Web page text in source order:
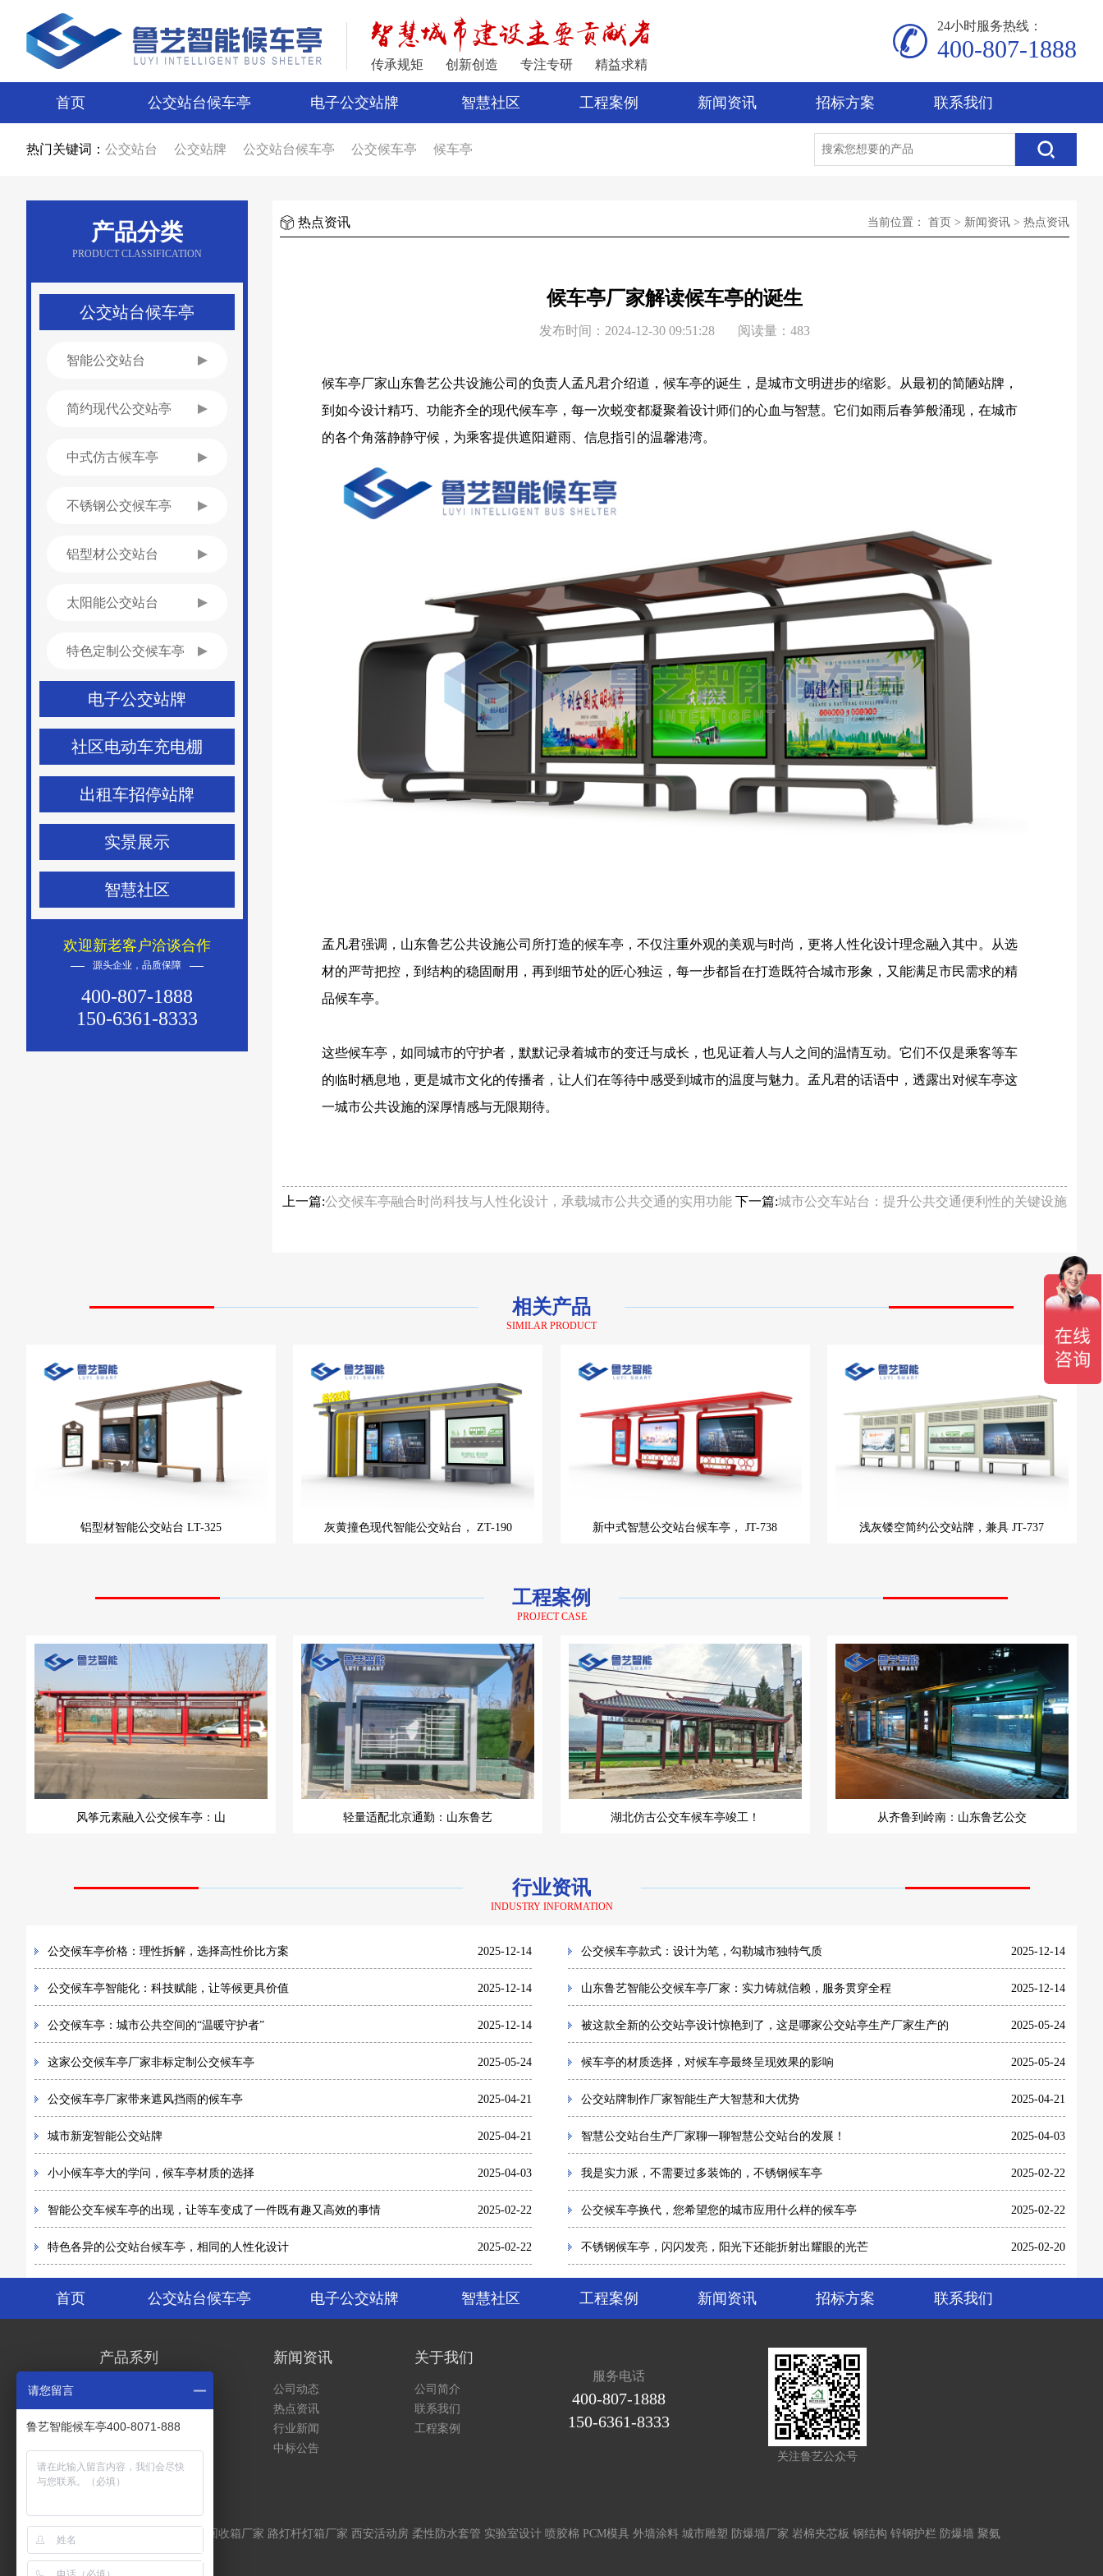
传承规矩 创新创造 专注专研 精益求精
24小时服务热线：
400-807-1888
首页 公交站台候车亭 电子公交站牌 智慧社区 工程案例 新闻资讯 招标方案 联系我们
热门关键词： 公交站台 公交站牌 公交站台候车亭 公交候车亭
候车亭
电子站牌厂家
公交站台厂家
候车亭图片
宿迁候车亭
宿迁电子站牌
电子站牌设计
公交站台设计
新款候车亭
新款电子站牌
公交站台报价
不锈钢候车亭
乡镇候车亭
公交站亭厂家
产品分类
PRODUCT CLASSIFICATION
公交站台候车亭
智能公交站台
简约现代公交站亭
中式仿古候车亭
不锈钢公交候车亭
铝型材公交站台
太阳能公交站台
特色定制公交候车亭
电子公交站牌
社区电动车充电棚
出租车招停站牌
实景展示
智慧社区
欢迎新老客户洽谈合作
源头企业，品质保障
400-807-1888
150-6361-8333
热点资讯 当前位置： 首页 > 新闻资讯 > 热点资讯
候车亭厂家解读候车亭的诞生
发布时间：2024-12-30 09:51:28 阅读量：483
候车亭厂家山东鲁艺公共设施公司的负责人孟凡君介绍道，候车亭的诞生，是城市文明进步的缩影。从最初的简陋站牌，
到如今设计精巧、功能齐全的现代候车亭，每一次蜕变都凝聚着设计师们的心血与智慧。它们如雨后春笋般涌现，在城市
的各个角落静静守候，为乘客提供遮阳避雨、信息指引的温馨港湾。
孟凡君强调，山东鲁艺公共设施公司所打造的候车亭，不仅注重外观的美观与时尚，更将人性化设计理念融入其中。从选
材的严苛把控，到结构的稳固耐用，再到细节处的匠心独运，每一步都旨在打造既符合城市形象，又能满足市民需求的精
品候车亭。
这些候车亭，如同城市的守护者，默默记录着城市的变迁与成长，也见证着人与人之间的温情互动。它们不仅是乘客等车
的临时栖息地，更是城市文化的传播者，让人们在等待中感受到城市的温度与魅力。孟凡君的话语中，透露出对候车亭这
一城市公共设施的深厚情感与无限期待。
上一篇:公交候车亭融合时尚科技与人性化设计，承载城市公共交通的实用功能 下一篇:城市公交车站台：提升公共交通便利性的关键设施
相关产品
SIMILAR PRODUCT
铝型材智能公交站台 LT-325 灰黄撞色现代智能公交站台， ZT-190 新中式智慧公交站台候车亭， JT-738 浅灰镂空简约公交站牌，兼具 JT-737
工程案例
PROJECT CASE
风筝元素融入公交候车亭：山 轻量适配北京通勤：山东鲁艺 湖北仿古公交车候车亭竣工！ 从齐鲁到岭南：山东鲁艺公交
行业资讯
INDUSTRY INFORMATION
公交候车亭价格：理性拆解，选择高性价比方案 2025-12-14 公交候车亭款式：设计为笔，勾勒城市独特气质 2025-12-14
公交候车亭智能化：科技赋能，让等候更具价值 2025-12-14 山东鲁艺智能公交候车亭厂家：实力铸就信赖，服务贯穿全程 2025-12-14
公交候车亭：城市公共空间的“温暖守护者” 2025-12-14 被这款全新的公交站亭设计惊艳到了，这是哪家公交站亭生产厂家生产的 2025-05-24
这家公交候车亭厂家非标定制公交候车亭 2025-05-24 候车亭的材质选择，对候车亭最终呈现效果的影响 2025-05-24
公交候车亭厂家带来遮风挡雨的候车亭 2025-04-21 公交站牌制作厂家智能生产大智慧和大优势 2025-04-21
城市新宠智能公交站牌 2025-04-21 智慧公交站台生产厂家聊一聊智慧公交站台的发展！ 2025-04-03
小小候车亭大的学问，候车亭材质的选择 2025-04-03 我是实力派，不需要过多装饰的，不锈钢候车亭 2025-02-22
智能公交车候车亭的出现，让等车变成了一件既有趣又高效的事情 2025-02-22 公交候车亭换代，您希望您的城市应用什么样的候车亭 2025-02-22
特色各异的公交站台候车亭，相同的人性化设计 2025-02-22 不锈钢候车亭，闪闪发亮，阳光下还能折射出耀眼的光芒 2025-02-20
首页 公交站台候车亭 电子公交站牌 智慧社区 工程案例 新闻资讯 招标方案 联系我们
产品系列
电子公交站牌
社区电动车充电棚
出租车招停站牌
实景展示
新闻资讯
公司动态
热点资讯
行业新闻
中标公告
关于我们
公司简介
联系我们
工程案例
服务电话
400-807-1888
150-6361-8333
关注鲁艺公众号
智能垃圾回收箱厂家 路灯杆灯箱厂家 西安活动房 柔性防水套管 实验室设计 喷胶棉 PCM模具 外墙涂料 城市雕塑 防爆墙厂家 岩棉夹芯板 钢结构 锌钢护栏 防爆墙 聚氨
请您留言
鲁艺智能候车亭400-8071-888